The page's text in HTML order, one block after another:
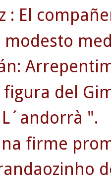
: El
modesto
figura del
".
firme